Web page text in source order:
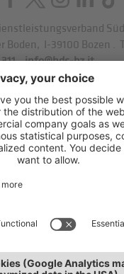
Boden
I-39100 Bozen .
311.info@hds-bz.it
Impressum
Einstellungen
Sitemap